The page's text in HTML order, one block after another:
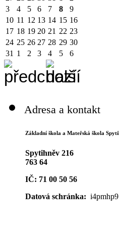
3
4 5 6 7 8
9
10 11 12 13 14 15 16
17 18 19 20 21 22 23
24 25 26 27 28 29 30
31 1 2 3 4 5 6
Adresa a kontakt
Základní škola a Mateřská škola
Spytihněv 216
763 64
IČ: 71 00 50 56
Datová schránka: i4pmhp9